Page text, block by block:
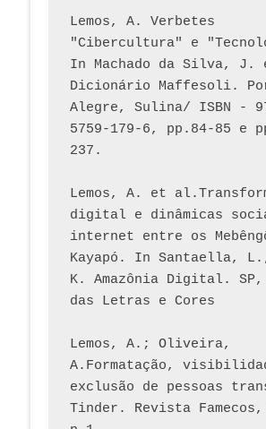
Lemos, A. Verbetes
"Cibercultura" e
In Machado da Silva,
Dicionário Maffesoli.
Alegre, Sulina/ ISBN -
5759-179-6, pp.84-85 e
237.
Lemos, A. et
digital e dinâmicas
internet entre os
Kayapó. In Santaella,
K. Amazônia Digital. SP,
das Letras e Cores
Lemos, A.; Oliveira,
A.Formatação,
exclusão de pessoas
Tinder. Revista